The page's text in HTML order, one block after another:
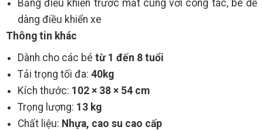
Bảng điều khiển trước mắt cùng với công tác, bé dễ
dàng điều khiển xe
Thông tin khác
Dành cho các bé từ 1 đến 8 tuổi
Tải trọng tối đa: 40kg
Kích thước: 102 × 38 × 54 cm
Trọng lượng: 13 kg
Chất liệu: Nhựa, cao su cao cấp